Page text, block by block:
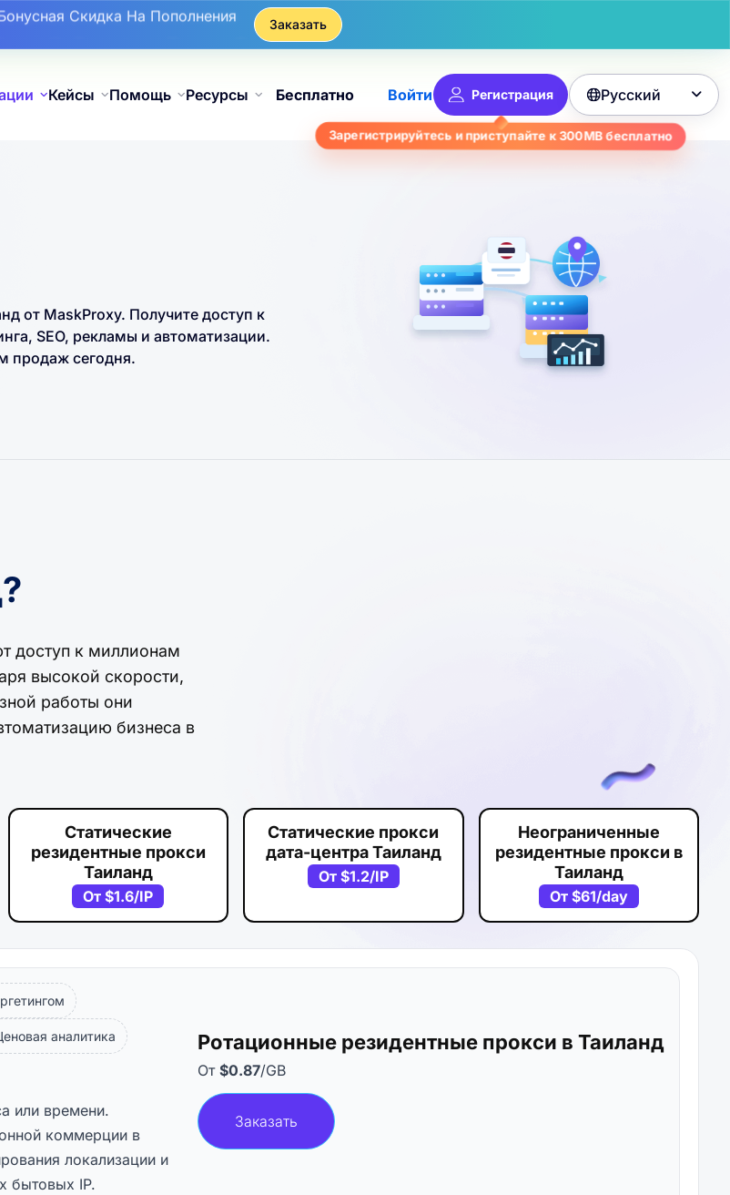
Скидка На Пополнения
На Статические Покупки IP
Заказать
Кейсы Помощь Ресурсы Бесплатно Войти Регистрация
Зарегистрируйтесь и приступайте к300MBбесплатно
Русский 
от MaskProxy. Получите доступ к
SEO, рекламы и автоматизации.
продаж сегодня.
доступ к миллионам
высокой скорости,
работы они
бизнеса в
Статические
резидентные прокси
Таиланд
От$1.6/IP
Статические прокси
дата-центра Таиланд
От $1.2/IP
Неограниченные
резидентные прокси в
Таиланд
От $61/day
аналитика
или времени.
коммерции в
локализации и
бытовых IP.
Ротационные резидентные прокси в Таиланд
От $0.87/GB
Заказать